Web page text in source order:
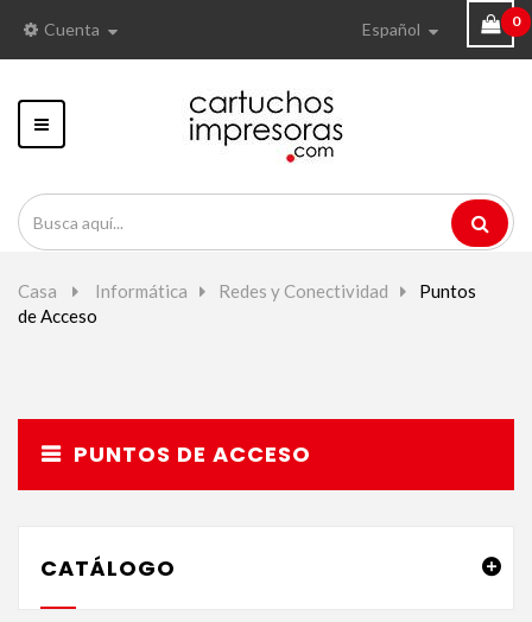
0
Español
Cuenta
Navegación
Toggle
Casa > Informática > Redes y Conectividad >
Puntos
de Acceso
PUNTOS DE ACCESO
CATÁLOGO